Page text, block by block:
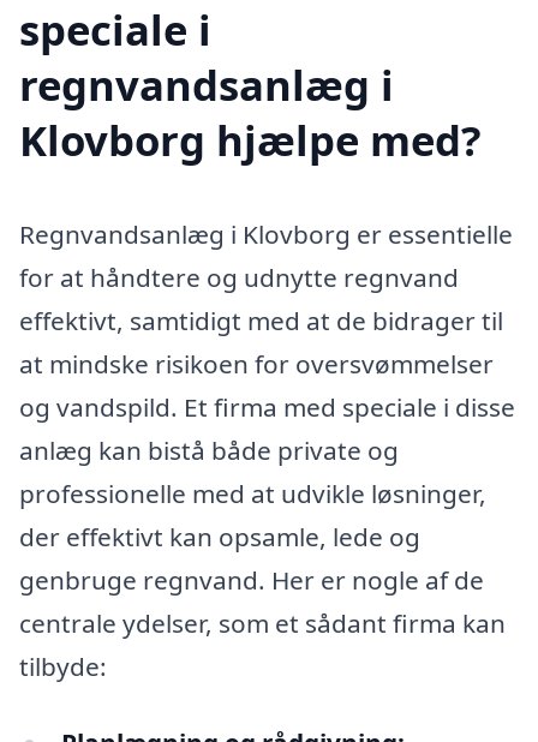
speciale i
regnvandsanlæg i
Klovborg hjælpe med?
Regnvandsanlæg i Klovborg er essentielle
for at håndtere og udnytte regnvand
effektivt, samtidigt med at de bidrager til
at mindske risikoen for oversvømmelser
og vandspild. Et firma med speciale i disse
anlæg kan bistå både private og
professionelle med at udvikle løsninger,
der effektivt kan opsamle, lede og
genbruge regnvand. Her er nogle af de
centrale ydelser, som et sådant firma kan
tilbyde: